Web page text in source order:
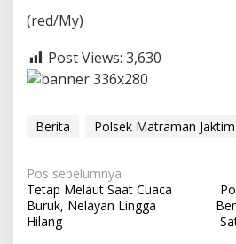
(red/My)
Post Views: 3,630
Berita Polsek Matraman Jaktim
N
a
v
Pos sebelumnya
Tetap Melaut Saat Cuaca
Buruk, Nelayan Lingga
Hilang